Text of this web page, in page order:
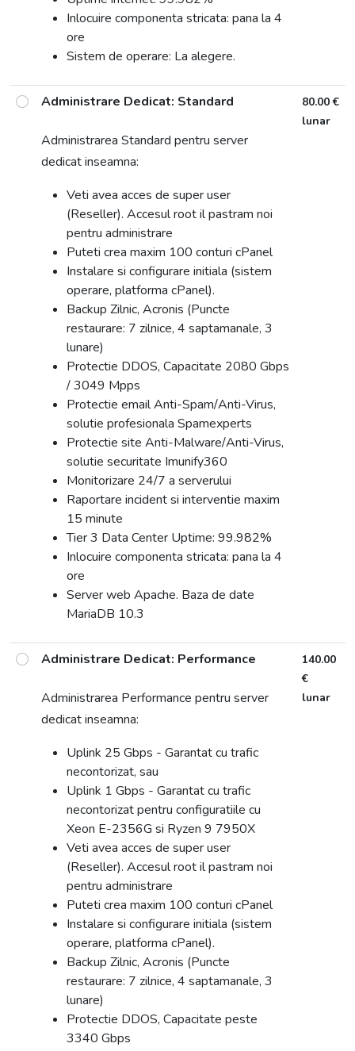
Inlocuire componenta stricata: pana la 4
ore
Sistem de operare: La alegere.
Administrare Dedicat: Standard
Administrarea Standard pentru server
dedicat inseamna:
Veti avea acces de super user
(Reseller). Accesul root il pastram noi
pentru administrare
Puteti crea maxim 100 conturi cPanel
Instalare si configurare initiala (sistem
operare, platforma cPanel).
Backup Zilnic, Acronis (Puncte
restaurare: 7 zilnice, 4 saptamanale, 3
lunare)
Protectie DDOS, Capacitate 2080 Gbps
/ 3049 Mpps
Protectie email Anti-Spam/Anti-Virus,
solutie profesionala Spamexperts
Protectie site Anti-Malware/Anti-Virus,
solutie securitate Imunify360
Monitorizare 24/7 a serverului
Raportare incident si interventie maxim
15 minute
Tier 3 Data Center Uptime: 99.982%
Inlocuire componenta stricata: pana la 4
ore
Server web Apache. Baza de date
MariaDB 10.3
80.00 €
lunar
Administrare Dedicat: Performance
Administrarea Performance pentru server
dedicat inseamna:
Uplink 25 Gbps - Garantat cu trafic
necontorizat, sau
Uplink 1 Gbps - Garantat cu trafic
necontorizat pentru configuratiile cu
Xeon E-2356G si Ryzen 9 7950X
Veti avea acces de super user
(Reseller). Accesul root il pastram noi
pentru administrare
Puteti crea maxim 100 conturi cPanel
Instalare si configurare initiala (sistem
operare, platforma cPanel).
Backup Zilnic, Acronis (Puncte
restaurare: 7 zilnice, 4 saptamanale, 3
lunare)
Protectie DDOS, Capacitate peste
3340 Gbps
140.00
€
lunar